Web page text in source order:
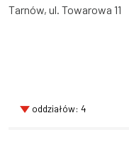
Tarnów, ul. Towarowa 11
oddziałów: 4